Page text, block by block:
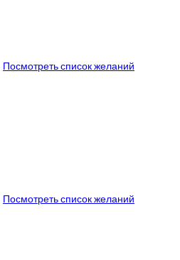
Посмотреть список желаний
Посмотреть список желаний